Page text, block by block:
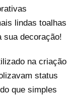
lindas toalhas
sua decoração!
na criação
status
que simples